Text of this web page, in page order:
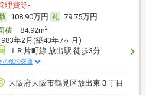
理費等-
108.90万円
79.75万円
積84.92m2
年2月(築43年7ヶ月)
ＪＲ片町線 放出駅 徒歩3分
の他の交通
大阪府大阪市鶴見区放出東３丁目